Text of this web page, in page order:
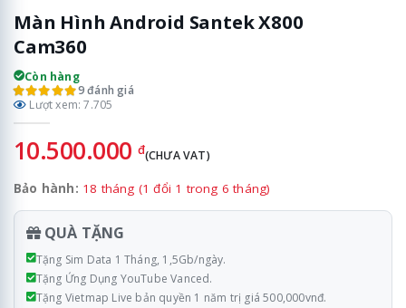
Màn Hình Android Santek X800
Cam360
Còn hàng
9 đánh giá
Lượt xem: 7.705
10.500.000đ(CHƯA VAT)
Bảo hành: 18 tháng (1 đổi 1 trong 6 tháng)
QUÀ TẶNG
Tặng Sim Data 1 Tháng, 1,5Gb/ngày.
Tặng Ứng Dụng YouTube Vanced.
Tặng Vietmap Live bản quyền 1 năm trị giá 500,000vnđ.